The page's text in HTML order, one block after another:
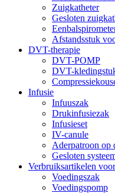
Zuigkatheter
Gesloten
Afstandsstuk
DVT-therapie
DVT-POMP
DVT-
Infusie
Infuuszak
Drukinfusiezak
Infusieset
IV-canule
Aderpatroon op
Gesloten
Verbruiksartikelen
Voedingszak
Voedingspomp